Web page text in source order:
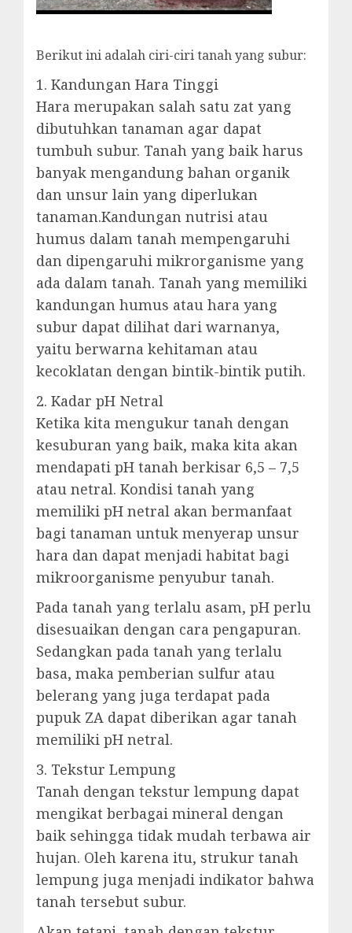
Berikut ini adalah ciri-ciri tanah yang subur:
1. Kandungan Hara Tinggi
Hara merupakan salah satu zat yang
dibutuhkan tanaman agar dapat
tumbuh subur. Tanah yang baik harus
banyak mengandung bahan organik
dan unsur lain yang diperlukan
tanaman.Kandungan nutrisi atau
humus dalam tanah mempengaruhi
dan dipengaruhi mikrorganisme yang
ada dalam tanah. Tanah yang memiliki
kandungan humus atau hara yang
subur dapat dilihat dari warnanya,
yaitu berwarna kehitaman atau
kecoklatan dengan bintik-bintik putih.
2. Kadar pH Netral
Ketika kita mengukur tanah dengan
kesuburan yang baik, maka kita akan
mendapati pH tanah berkisar 6,5 – 7,5
atau netral. Kondisi tanah yang
memiliki pH netral akan bermanfaat
bagi tanaman untuk menyerap unsur
hara dan dapat menjadi habitat bagi
mikroorganisme penyubur tanah.
Pada tanah yang terlalu asam, pH perlu
disesuaikan dengan cara pengapuran.
Sedangkan pada tanah yang terlalu
basa, maka pemberian sulfur atau
belerang yang juga terdapat pada
pupuk ZA dapat diberikan agar tanah
memiliki pH netral.
3. Tekstur Lempung
Tanah dengan tekstur lempung dapat
mengikat berbagai mineral dengan
baik sehingga tidak mudah terbawa air
hujan. Oleh karena itu, strukur tanah
lempung juga menjadi indikator bahwa
tanah tersebut subur.